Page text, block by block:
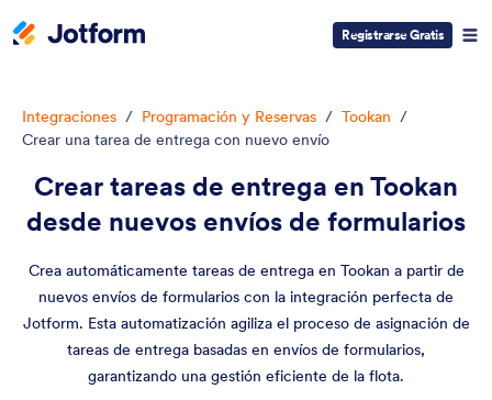
Registrarse Gratis
Integraciones / Programación y Reservas / Tookan /
Crear una tarea de entrega con nuevo envío
Crear tareas de entrega en Tookan
desde nuevos envíos de formularios
Crea automáticamente tareas de entrega en Tookan a partir de
nuevos envíos de formularios con la integración perfecta de
Jotform. Esta automatización agiliza el proceso de asignación de
tareas de entrega basadas en envíos de formularios,
garantizando una gestión eficiente de la flota.